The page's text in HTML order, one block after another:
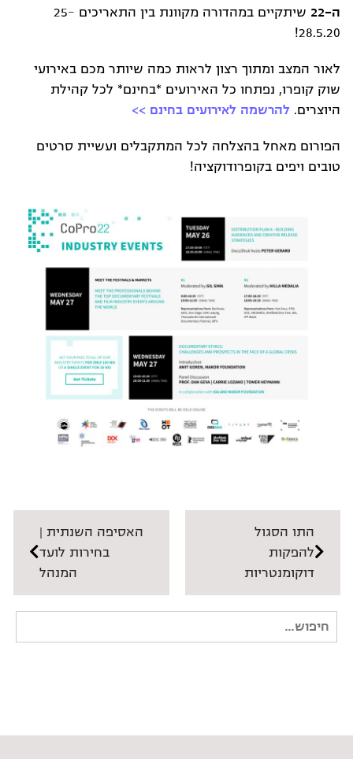
ה-22
שיתקיים במהדורה מקוונת בין התאריכים 25-
28.5.20!
לאור המצב ומתוך רצון לראות כמה שיותר מכם באירועי
שוק קופרו, נפתחו כל האירועים *בחינם* לכל קהילת
היוצרים. להרשמה לאירועים בחינם >>
הפורום מאחל בהצלחה לכל המתקבלים ועשיית סרטים
טובים ויפים בקופרודוקציה!
התו הסגול
להפקות
דוקומנטריות
האסיפה השנתית |
בחירות לועד
המנהל
חיפוש
עבור: